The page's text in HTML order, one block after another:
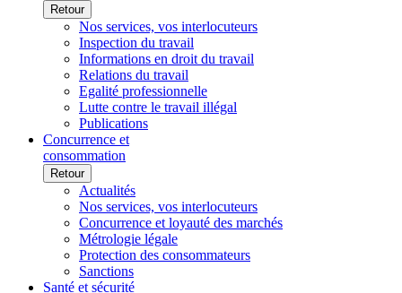
Retour
Nos services, vos interlocuteurs
Inspection du travail
Informations en droit du travail
Relations du travail
Egalité professionnelle
Lutte contre le travail illégal
Publications
Concurrence et
consommation
Retour
Actualités
Nos services, vos interlocuteurs
Concurrence et loyauté des marchés
Métrologie légale
Protection des consommateurs
Sanctions
Santé et sécurité